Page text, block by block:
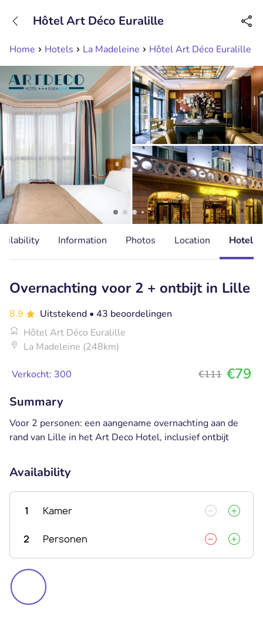
Available until 23:00
Home Hotels La Madeleine Hôtel Art Déco Euralille
Hôtel Art Déco Euralille
Information Photos Location Hotel
Overnachting voor 2 + ontbijt in Lille
8.9 Uitstekend • 43 beoordelingen
Hôtel Art Déco Euralille
La Madeleine (248km)
Verkocht: 300 €111 €79
Summary
Voor 2 personen: een aangename overnachting aan de
rand van Lille in het Art Deco Hotel, inclusief ontbijt
Availability
1 Kamer
2 Personen